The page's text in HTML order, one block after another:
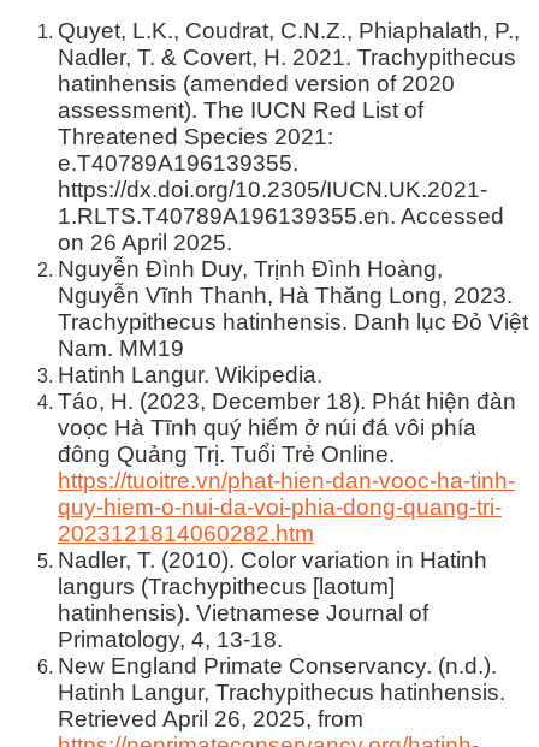
Quyet, L.K., Coudrat, C.N.Z., Phiaphalath, P.,
Nadler, T. & Covert, H. 2021. Trachypithecus
hatinhensis (amended version of 2020
assessment). The IUCN Red List of
Threatened Species 2021:
e.T40789A196139355.
https://dx.doi.org/10.2305/IUCN.UK.2021-
1.RLTS.T40789A196139355.en. Accessed
on 26 April 2025.
Nguyễn Đình Duy, Trịnh Đình Hoàng,
Nguyễn Vĩnh Thanh, Hà Thăng Long, 2023.
Trachypithecus hatinhensis. Danh lục Đỏ Việt
Nam. MM19
Hatinh Langur. Wikipedia.
Táo, H. (2023, December 18). Phát hiện đàn
voọc Hà Tĩnh quý hiếm ở núi đá vôi phía
đông Quảng Trị. Tuổi Trẻ Online.
https://tuoitre.vn/phat-hien-dan-vooc-ha-tinh-
quy-hiem-o-nui-da-voi-phia-dong-quang-tri-
2023121814060282.htm
Nadler, T. (2010). Color variation in Hatinh
langurs (Trachypithecus [laotum]
hatinhensis). Vietnamese Journal of
Primatology, 4, 13-18.
New England Primate Conservancy. (n.d.).
Hatinh Langur, Trachypithecus hatinhensis.
Retrieved April 26, 2025, from